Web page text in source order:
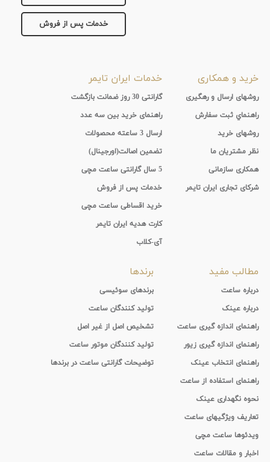
خدمات پس از فروش
خرید و همکاری
روشهای ارسال و رهگیری
راهنماي ثبت سفارش
روشهای خرید
نظر مشتریان ما
همکاری سازمانی
شرکای تجاری ایران تایمر
خدمات ایران تایمر
گارانتی 30 روز ضمانت بازگشت
راهنمای خرید بین سه عدد
ارسال 3 ساعته محصولات
تضمین اصالت(اورجینال)
5 سال گارانتی ساعت مچی
خدمات پس از فروش
خرید اقساطی ساعت مچی
کارت هدیه ایران تایمر
آی-کلاب
مطالب مفید
درباره ساعت
درباره عینک
راهنمای اندازه گیری ساعت
راهنمای اندازه گیری زیور
راهنمای انتخاب عینک
راهنمای استفاده از ساعت
نحوه نگهداری عینک
تعاریف ویژگیهای ساعت
ویدئوها ساعت مچی
اخبار و مقالات ساعت
برندها
برندهای سوئیسی
تولید کنندگان ساعت
تشخیص اصل از غیر اصل
تولید کنندگان موتور ساعت
توضیحات گارانتی ساعت در برندها